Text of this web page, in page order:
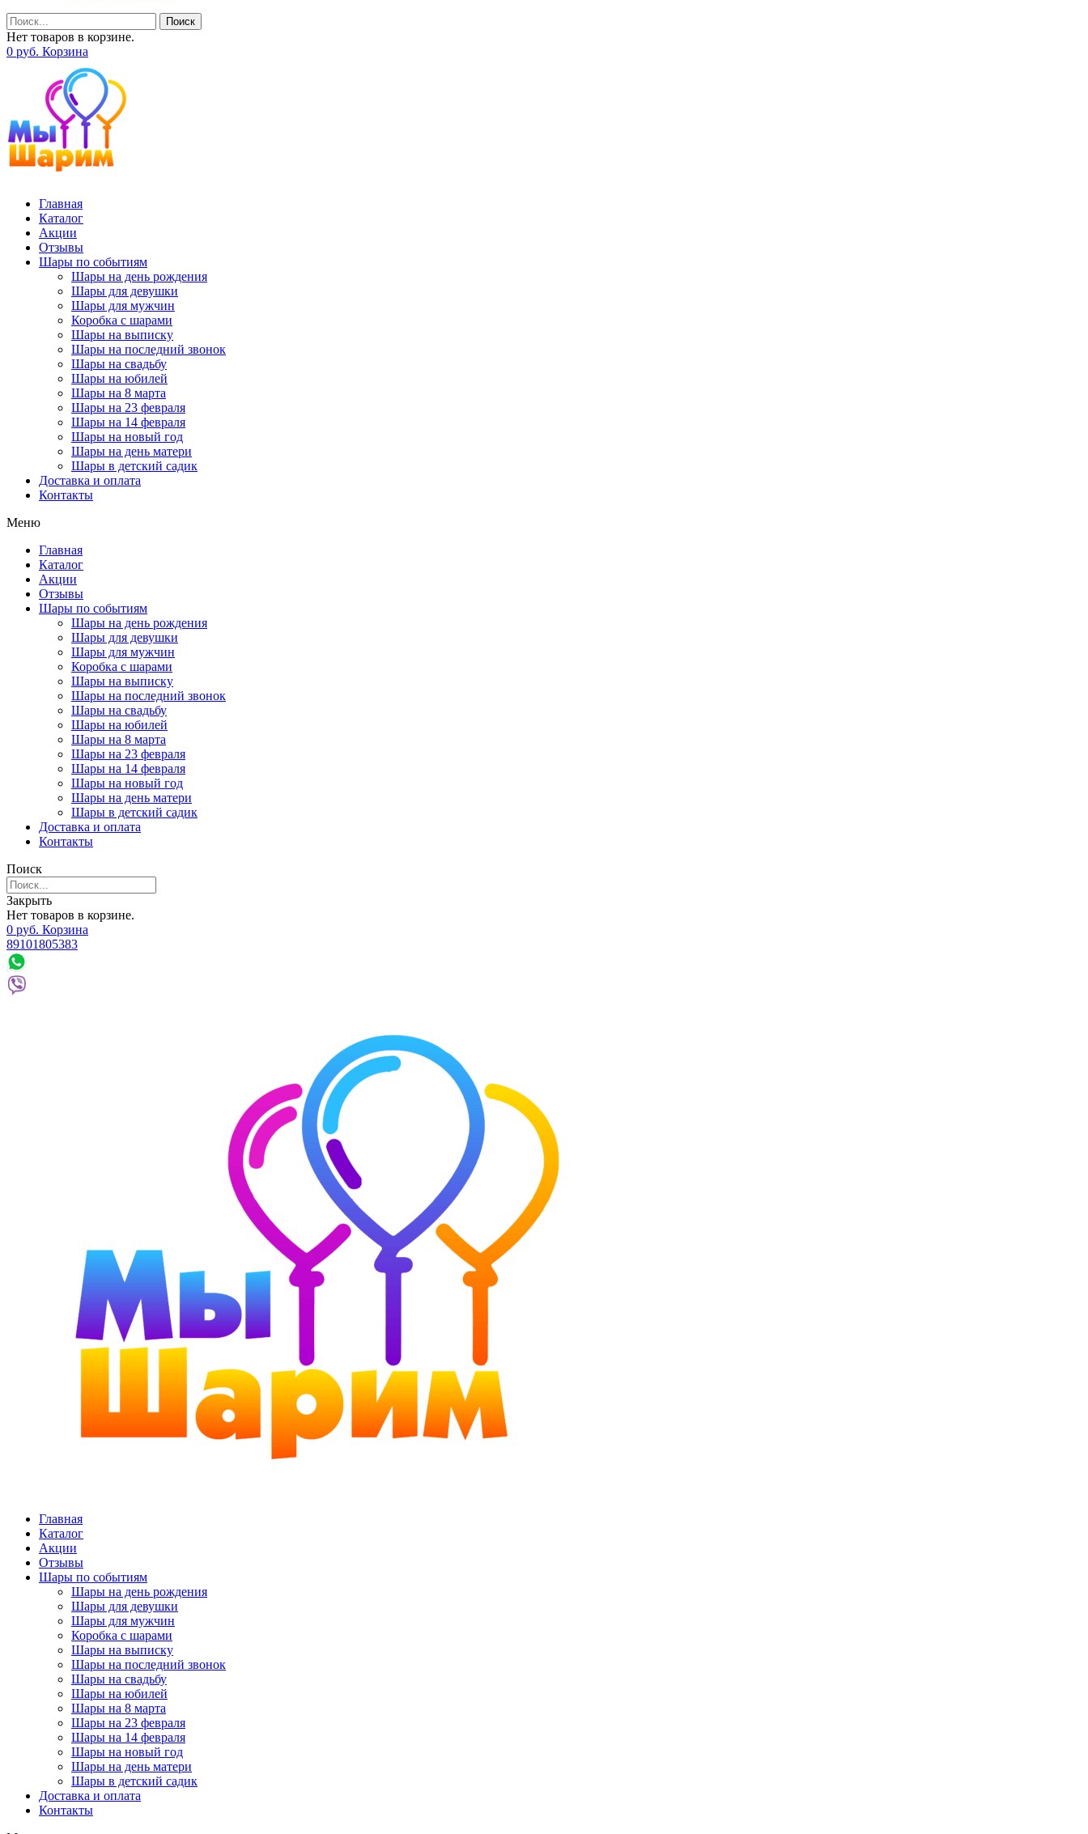
Поиск
Нет товаров в корзине.
0 руб. Корзина
Главная
Каталог
Акции
Отзывы
Шары по событиям
Шары на день рождения
Шары для девушки
Шары для мужчин
Коробка с шарами
Шары на выписку
Шары на последний звонок
Шары на свадьбу
Шары на юбилей
Шары на 8 марта
Шары на 23 февраля
Шары на 14 февраля
Шары на новый год
Шары на день матери
Шары в детский садик
Доставка и оплата
Контакты
Меню
Главная
Каталог
Акции
Отзывы
Шары по событиям
Шары на день рождения
Шары для девушки
Шары для мужчин
Коробка с шарами
Шары на выписку
Шары на последний звонок
Шары на свадьбу
Шары на юбилей
Шары на 8 марта
Шары на 23 февраля
Шары на 14 февраля
Шары на новый год
Шары на день матери
Шары в детский садик
Доставка и оплата
Контакты
Поиск
Закрыть
Нет товаров в корзине.
0 руб. Корзина
89101805383
Главная
Каталог
Акции
Отзывы
Шары по событиям
Шары на день рождения
Шары для девушки
Шары для мужчин
Коробка с шарами
Шары на выписку
Шары на последний звонок
Шары на свадьбу
Шары на юбилей
Шары на 8 марта
Шары на 23 февраля
Шары на 14 февраля
Шары на новый год
Шары на день матери
Шары в детский садик
Доставка и оплата
Контакты